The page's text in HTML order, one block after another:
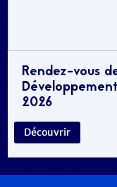
Rendez-vous
2026
Découvrir